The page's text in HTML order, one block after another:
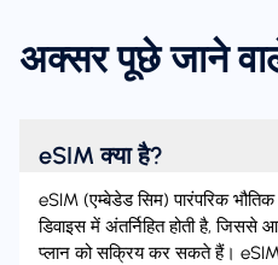
अक्सर पूछे जाने
eSIM क्या है?
eSIM (एम्बेडेड सिम) पारंपरिक
डिवाइस में अंतर्निहित होती है, जिससे
प्लान को सक्रिय कर सकते हैं।